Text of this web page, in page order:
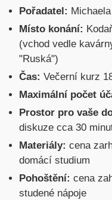
Pořadatel:
Místo konání:
(vchod vedle
"Ruská")
Čas: Večerní kurz
Maximální počet
Prostor pro vaše
diskuze cca 30
Materiály: cena
domácí studium
Pohoštění: cena
studené nápoje